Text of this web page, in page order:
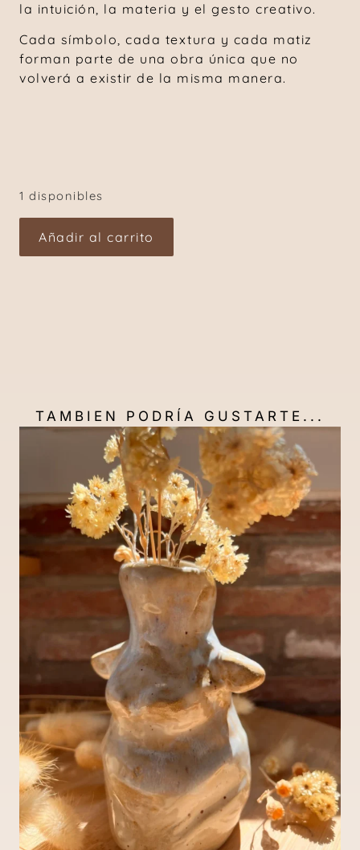
la intuición, la materia y el gesto creativo.
Cada símbolo, cada textura y cada matiz
forman parte de una obra única que no
volverá a existir de la misma manera.
1 disponibles
Añadir al carrito
TAMBIEN PODRÍA GUSTARTE...